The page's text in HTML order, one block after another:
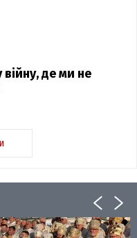
де ми не